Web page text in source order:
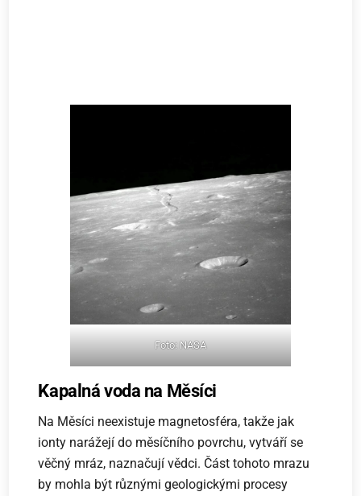
Foto: NASA
Kapalná voda na Měsíci
Na Měsíci neexistuje magnetosféra, takže jak
ionty narážejí do měsíčního povrchu, vytváří se
věčný mráz, naznačují vědci. Část tohoto mrazu
by mohla být různými geologickými procesy